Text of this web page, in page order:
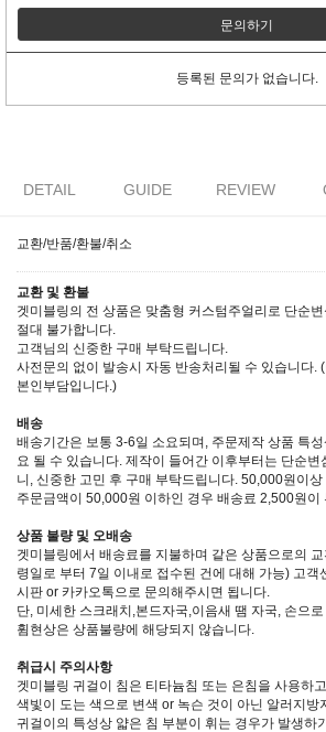
문의하기
등록된 문의가 없습니다.
DETAIL GUIDE REVIEW
교환/반품/환불/취소
교환 및 환불
겟미블링의 전 상품은 맞춤형 커스텀주얼리로 단순
절대 불가합니다.
고객님의 신중한 구매 부탁드립니다.
사전문의 없이 발송시 자동 반송처리될 수 있습니다.
본인부담입니다.)
배송
배송기간은 보통 3-6일 소요되며, 주문제작 상품 특
요 될 수 있습니다. 제작이 들어간 이후부터는 단순
니, 신중한 고민 후 구매 부탁드립니다. 50,000원이
주문금액이 50,000원 이하인 경우 배송료 2,500원이
상품 불량 및 오배송
겟미블링에서 배송료를 지불하며 같은 상품으로의
령일로 부터 7일 이내로 접수된 건에 대해 가능) 고
시판 or 카카오톡으로 문의해주시면 됩니다.
단, 미세한 스크래치,본드자국,이음새 땜 자국, 손으
휨현상은 상품불량에 해당되지 않습니다.
취급시 주의사항
겟미블링 귀걸이 침은 티타늄침 또는 은침을 사용하
색빛이 도는 색으로 변색 or 녹슨 것이 아닌 알러지방
귀걸이의 특성상 얇은 침 부분이 휘는 경우가 발생하